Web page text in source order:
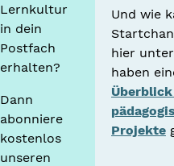
Lernkultur
in dein
Postfach
erhalten?
Dann
abonniere
kostenlos
unseren
Und wie
hier
haben
Projekte